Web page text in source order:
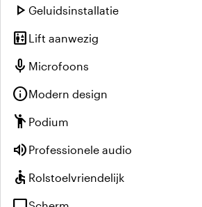
play_arrow Geluidsinstallatie
elevator Lift aanwezig
mic Microfoons
infoModern design
emoji_people Podium
volume_up Professionele audio
accessible Rolstoelvriendelijk